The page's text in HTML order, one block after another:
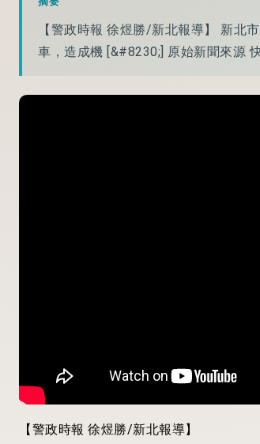
【警政時報 徐煜勝/新北報導】 新北
車，造成機 [&#8230;] 原始新聞來源
【警政時報 徐煜勝/新北報導】